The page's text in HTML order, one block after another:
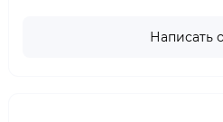
Написать